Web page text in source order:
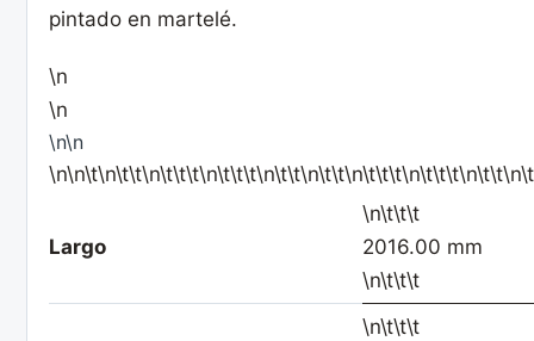
pintado en martelé.
\n
\n
\n\n
Largo
\n\t\t\t
2016.00 mm
\n\t\t\t
\n\t\t\t